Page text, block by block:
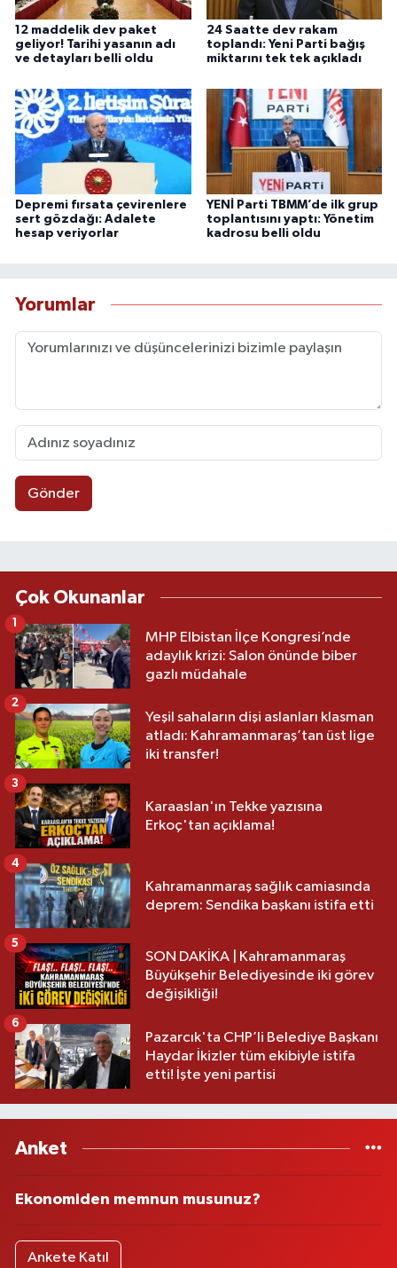
12 maddelik dev paket
geliyor! Tarihi yasanın adı
ve detayları belli oldu
24 Saatte dev rakam
toplandı: Yeni Parti bağış
miktarını tek tek açıkladı
Depremi fırsata çevirenlere
sert gözdağı: Adalete
hesap veriyorlar
YENİ Parti TBMM’de ilk grup
toplantısını yaptı: Yönetim
kadrosu belli oldu
Yorumlar
Gönder
Çok Okunanlar
MHP Elbistan İlçe Kongresi’nde
adaylık krizi: Salon önünde biber
gazlı müdahale
1
Yeşil sahaların dişi aslanları klasman
atladı: Kahramanmaraş’tan üst lige
iki transfer!
2
Karaaslan'ın Tekke yazısına
Erkoç'tan açıklama!
3
Kahramanmaraş sağlık camiasında
deprem: Sendika başkanı istifa etti
4
SON DAKİKA | Kahramanmaraş
Büyükşehir Belediyesinde iki görev
değişikliği!
5
Pazarcık'ta CHP’li Belediye Başkanı
Haydar İkizler tüm ekibiyle istifa
etti! İşte yeni partisi
6
Anket
Ekonomiden memnun musunuz?
Ankete Katıl